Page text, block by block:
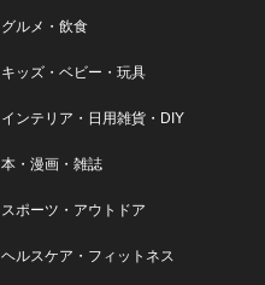
グルメ・飲食
キッズ・ベビー・玩具
インテリア・日用雑貨・DIY
本・漫画・雑誌
スポーツ・アウトドア
ヘルスケア・フィットネス